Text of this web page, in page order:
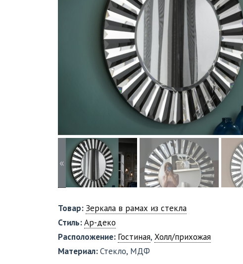
«
Товар: Зеркала в рамах из стекла
Стиль:Ар-деко
Расположение: Гостиная, Холл/прихожая
Материал:Стекло, МДФ